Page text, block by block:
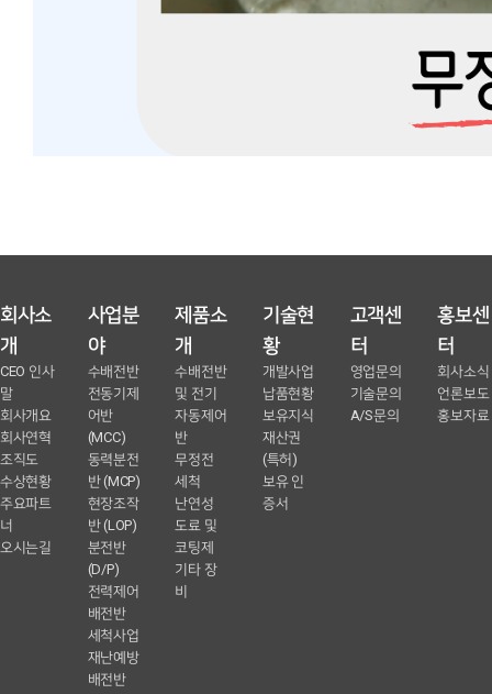
회사소
개
CEO 인사
말
회사개요
회사연혁
조직도
수상현황
주요파트
너
오시는길
사업분
야
수배전반
전동기제
어반
(MCC)
동력분전
반 (MCP)
현장조작
반 (LOP)
분전반
(D/P)
전력제어
배전반
세척사업
재난예방
배전반
제품소
개
수배전반
및 전기
자동제어
반
무정전
세척
난연성
도료 및
코팅제
기타 장
비
기술현
황
개발사업
납품현황
보유지식
재산권
(특허)
보유 인
증서
고객센
터
영업문의
기술문의
A/S문의
홍보센
터
회사소식
언론보도
홍보자료